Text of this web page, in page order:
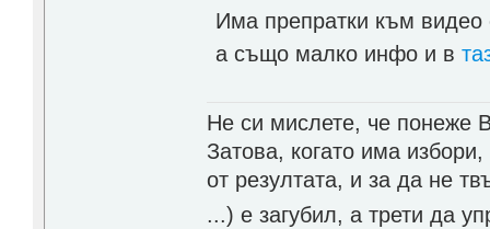
Има препратки към
а също малко инфо и в
Не си мислете, че понеже
Затова, когато има
от резултата, и за да не
...) е загубил, а трети да